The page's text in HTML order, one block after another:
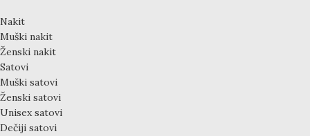
Nakit
Muški nakit
Ženski nakit
Satovi
Muški satovi
Ženski satovi
Unisex satovi
Dečiji satovi